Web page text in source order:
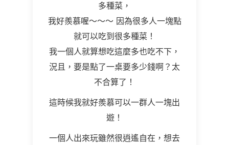
多種菜，
我好羨慕喔～～～ 因為很多人一塊點
就可以吃到很多種菜！
我一個人就算想吃這麼多也吃不下，
況且，要是點了一桌要多少錢啊？太
不合算了！
這時候我就好羨慕可以一群人一塊出
遊！
一個人出來玩雖然很逍遙自在，想去